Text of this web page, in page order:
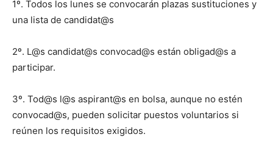
1º. Todos los lunes se convocarán plazas sustituciones y
una lista de candidat@s
2º. L@s candidat@s convocad@s están obligad@s a
participar.
3º. Tod@s l@s aspirant@s en bolsa, aunque no estén
convocad@s, pueden solicitar puestos voluntarios si
reúnen los requisitos exigidos.